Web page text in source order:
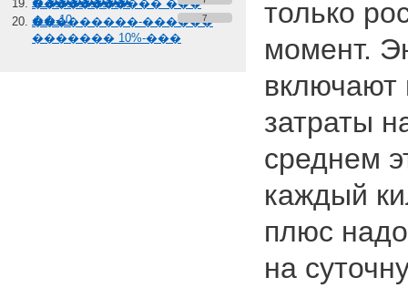
����������� ���
��-10
���������-������
������� 10%-���
7
только
момент.
включают
затраты
среднем
каждый
плюс
на